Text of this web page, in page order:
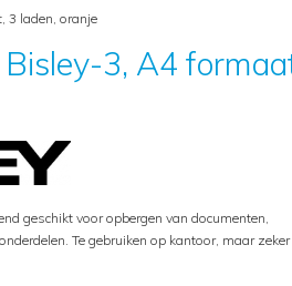
3 laden, oranje
3, A4
geschikt voor opbergen van documenten,
Te gebruiken op kantoor, maar zeker